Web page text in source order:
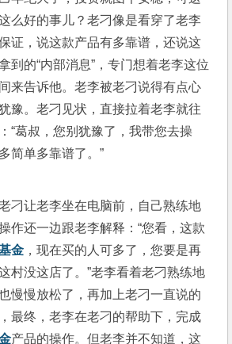
么好的事儿？老刁像是看穿了老李
证，说这款产品有多靠谱，还说这
到的“内部消息”，专门想着老李这位
来告诉他。老李被老刁说得有点心
豫。老刁见状，直接拉着老李就往
“葛叔，您别犹豫了，我带您去操
简单多靠谱了。”
刁让老李坐在电脑前，自己熟练地
作还一边跟老李解释：“您看，这款
金 ，现在买的人可多了，您要是再
村没这店了。”老李看着老刁熟练地
慢慢放松了，再加上老刁一直说的
最终，老李在老刁的帮助下，完成
产品的操作。但老李并不知道，这